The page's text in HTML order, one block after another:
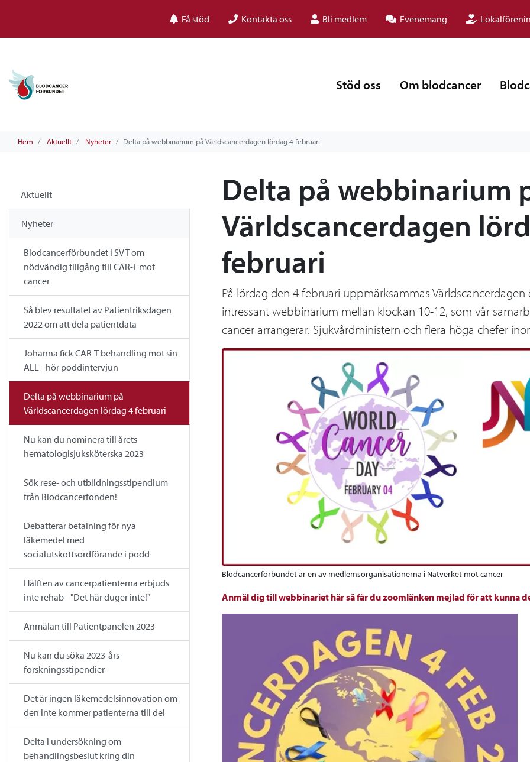
Få stöd Kontakta oss Bli medlem Evenemang
Stöd oss Om blodcancer
Hem Aktuellt Nyheter Delta på webbinarium på Världscancerdagen lördag 4 februari
Aktuellt
Nyheter
Blodcancerförbundet i SVT om
nödvändig tillgång till CAR-T mot
cancer
Så blev resultatet av Patientriksdagen
2022 om att dela patientdata
Johanna fick CAR-T behandling mot sin
ALL - hör poddintervjun
Delta på webbinarium på
Världscancerdagen lördag 4 februari
Nu kan du nominera till årets
hematologisjuksköterska 2023
Sök rese- och utbildningsstipendium
från Blodcancerfonden!
Debatterar betalning för nya
läkemedel med
socialutskottsordförande i podd
Hälften av cancerpatienterna erbjuds
inte rehab - "Det här duger inte!"
Anmälan till Patientpanelen 2023
Nu kan du söka 2023-års
forskningsstipendier
Det är ingen läkemedelsinnovation om
den inte kommer patienterna till del
Delta i undersökning om
behandlingsbeslut kring din
Delta på webbinarium
Världscancerdagen
februari
På lördag den 4 februari uppmärksammas
intressant webbinarium mellan klockan 10-12, som vår
cancer arrangerar. Sjukvårdministern och flera höga chefer
Blodcancerförbundet är en av medlemsorganisationerna i Nätverket mot cancer
Anmäl dig till webbinariet här så får du zoomlänken mejlad för att kunna